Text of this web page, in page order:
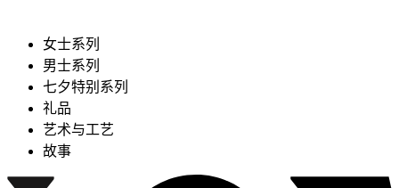
女士系列
男士系列
七夕特别系列
礼品
艺术与工艺
故事